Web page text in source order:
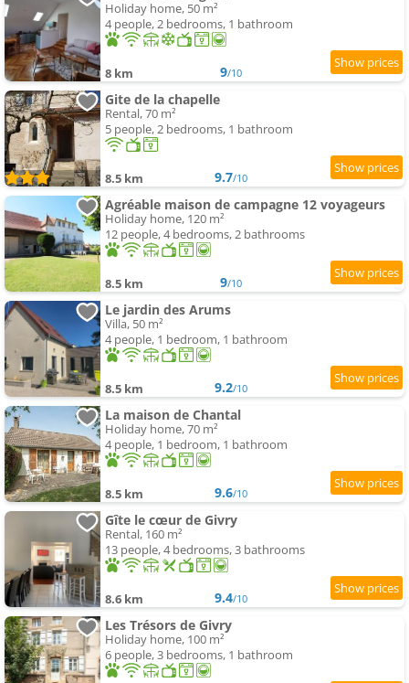
Holiday home, 50 m²
4 people, 2 bedrooms, 1 bathroom
8 km 9/10
Gite de la chapelle
Rental, 70 m²
5 people, 2 bedrooms, 1 bathroom
8.5 km 9.7/10
Agréable maison de campagne 12 voyageurs
Holiday home, 120 m²
12 people, 4 bedrooms, 2 bathrooms
8.5 km 9/10
Le jardin des Arums
Villa, 50 m²
4 people, 1 bedroom, 1 bathroom
8.5 km 9.2/10
La maison de Chantal
Holiday home, 70 m²
4 people, 1 bedroom, 1 bathroom
8.5 km 9.6/10
Gîte le cœur de Givry
Rental, 160 m²
13 people, 4 bedrooms, 3 bathrooms
8.6 km 9.4/10
Les Trésors de Givry
Holiday home, 100 m²
6 people, 3 bedrooms, 1 bathroom